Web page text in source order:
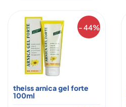
- 44%
theiss arnica gel forte
100ml